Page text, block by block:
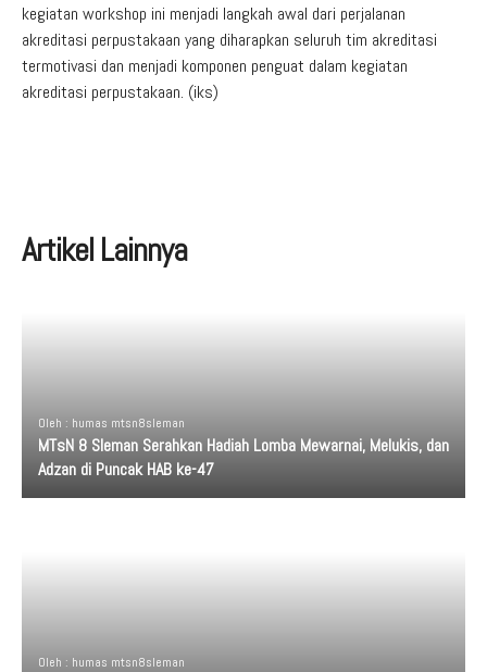
kegiatan workshop ini menjadi langkah awal dari perjalanan
akreditasi perpustakaan yang diharapkan seluruh tim akreditasi
termotivasi dan menjadi komponen penguat dalam kegiatan
akreditasi perpustakaan. (iks)
Artikel Lainnya
Oleh : humas mtsn8sleman
MTsN 8 Sleman Serahkan Hadiah Lomba Mewarnai, Melukis, dan
Adzan di Puncak HAB ke-47
Oleh : humas mtsn8sleman